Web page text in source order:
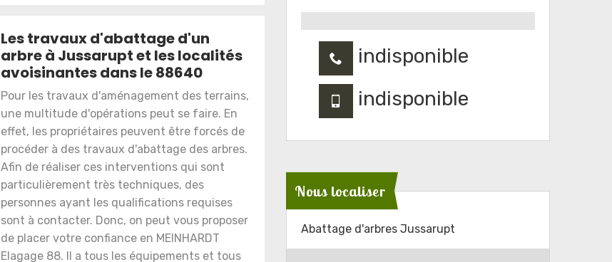
Les travaux d'abattage d'un
arbre à Jussarupt et les localités
avoisinantes dans le 88640
Pour les travaux d'aménagement des terrains,
une multitude d'opérations peut se faire. En
effet, les propriétaires peuvent être forcés de
procéder à des travaux d'abattage des arbres.
Afin de réaliser ces interventions qui sont
particulièrement très techniques, des
personnes ayant les qualifications requises
sont à contacter. Donc, on peut vous proposer
de placer votre confiance en MEINHARDT
Elagage 88. Il a tous les équipements et tous
indisponible
indisponible
Nous localiser
Abattage d'arbres Jussarupt